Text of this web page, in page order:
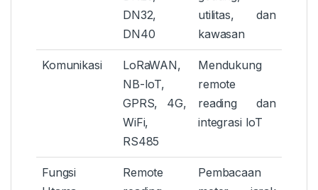
DN32,
DN40
utilitas, dan
kawasan
Komunikasi
LoRaWAN,
NB-IoT,
GPRS, 4G,
WiFi,
RS485
Mendukung
remote
reading dan
integrasi IoT
Fungsi
Remote
Pembacaan